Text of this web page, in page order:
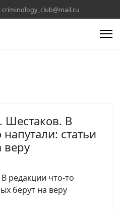
criminology_club@mail.ru
Шестаков. В
статьи
веру
В редакции что-то
берут на веру